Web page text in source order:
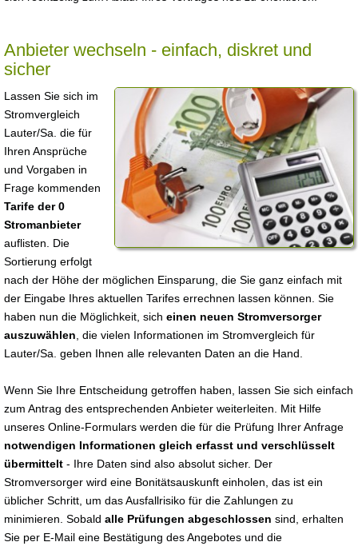
Anbieter wechseln - einfach, diskret und
sicher
Lassen Sie sich im
Stromvergleich
Lauter/Sa. die für
Ihren Ansprüche
und Vorgaben in
Frage kommenden
Tarife der 0
Stromanbieter
auflisten. Die
Sortierung erfolgt
nach der Höhe der möglichen Einsparung, die Sie ganz einfach mit
der Eingabe Ihres aktuellen Tarifes errechnen lassen können. Sie
haben nun die Möglichkeit, sich einen neuen Stromversorger
auszuwählen , die vielen Informationen im Stromvergleich für
Lauter/Sa. geben Ihnen alle relevanten Daten an die Hand.
Wenn Sie Ihre Entscheidung getroffen haben, lassen Sie sich einfach
zum Antrag des entsprechenden Anbieter weiterleiten. Mit Hilfe
unseres Online-Formulars werden die für die Prüfung Ihrer Anfrage
notwendigen Informationen gleich erfasst und verschlüsselt
übermittelt - Ihre Daten sind also absolut sicher. Der
Stromversorger wird eine Bonitätsauskunft einholen, das ist ein
üblicher Schritt, um das Ausfallrisiko für die Zahlungen zu
minimieren. Sobald alle Prüfungen abgeschlossen sind, erhalten
Sie per E-Mail eine Bestätigung des Angebotes und die